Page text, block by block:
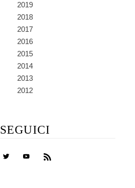
2019
2018
2017
2016
2015
2014
2013
2012
SEGUICI